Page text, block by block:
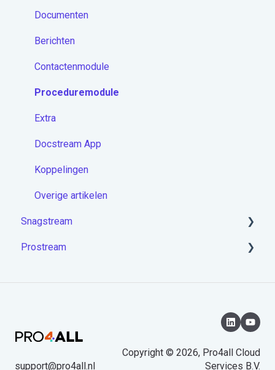
Documenten
Berichten
Contactenmodule
Proceduremodule
Extra
Docstream App
Koppelingen
Overige artikelen
Snagstream
Aan de slag met Snagstream
Tekeningen op de app
Prostream
support@pro4all.nl
Copyright © 2026, Pro4all Cloud
Services B.V.